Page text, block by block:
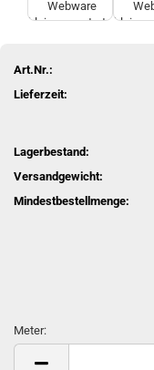
Art.Nr.:
Lieferzeit:
Lagerbestand:
Versandgewicht:
Mindestbestellmenge:
Meter:
Meter